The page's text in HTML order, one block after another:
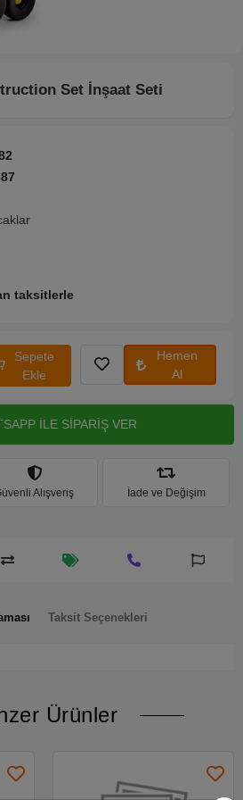
Set İnşaat Seti
taksitlerle
Sepete
Ekle
Hemen
Al
İLE SİPARİŞ VER
Alışveriş İade ve Değişim
Taksit Seçenekleri
Ürünler